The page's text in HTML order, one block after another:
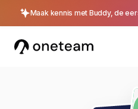
Maak kennis met Buddy, de